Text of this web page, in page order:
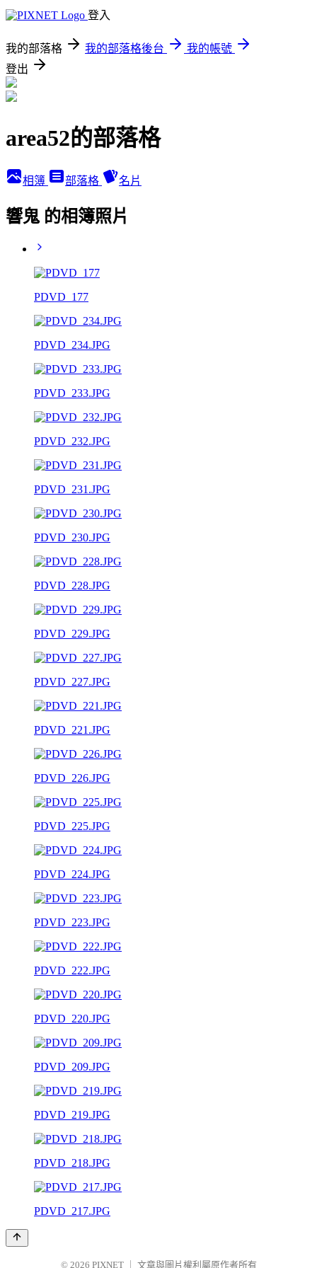
登入
我的部落格 我的部落格後台
我的帳號
登出
area52的部落格
相簿 部落格 名片
響鬼 的相簿照片
PDVD_177
PDVD_234.JPG
PDVD_233.JPG
PDVD_232.JPG
PDVD_231.JPG
PDVD_230.JPG
PDVD_228.JPG
PDVD_229.JPG
PDVD_227.JPG
PDVD_221.JPG
PDVD_226.JPG
PDVD_225.JPG
PDVD_224.JPG
PDVD_223.JPG
PDVD_222.JPG
PDVD_220.JPG
PDVD_209.JPG
PDVD_219.JPG
PDVD_218.JPG
PDVD_217.JPG
© 2026 PIXNET 文章與圖片權利屬原作者所有